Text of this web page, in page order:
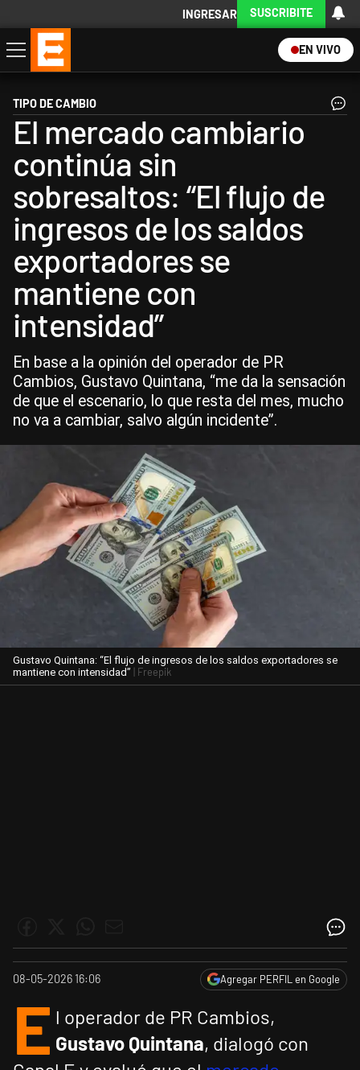
INGRESAR SUSCRIBITE
EN VIVO
Economía
Política
Internacional
Actualidad
Descargá la App
TIPO DE CAMBIO
El mercado cambiario
continúa sin
sobresaltos: “El flujo de
ingresos de los saldos
exportadores se
mantiene con
intensidad”
En base a la opinión del operador de PR
Cambios, Gustavo Quintana, “me da la sensación
de que el escenario, lo que resta del mes, mucho
no va a cambiar, salvo algún incidente”.
Gustavo Quintana: “El flujo de ingresos de los saldos exportadores se
mantiene con intensidad” | Freepik
08-05-2026 16:06 Agregar PERFIL en Google
E l operador de PR Cambios,
Gustavo Quintana, dialogó con